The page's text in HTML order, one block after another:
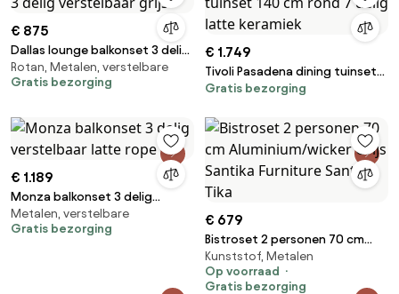
€ 875
Dallas lounge balkonset 3 delig
verstelbaar grijs
Rotan, Metalen, verstelbare
Gratis bezorging
€ 1.749
Tivoli Pasadena dining tuinset
140 cm rond 7 delig latte
Gratis bezorging
€ 1.189
Monza balkonset 3 delig
verstelbaar latte rope
Metalen, verstelbare
Gratis bezorging
€ 679
Bistroset 2 personen 70 cm
Aluminium/wicker Grijs Santika
Furniture Santika Tika
Kunststof, Metalen
Op voorraad
Gratis bezorging